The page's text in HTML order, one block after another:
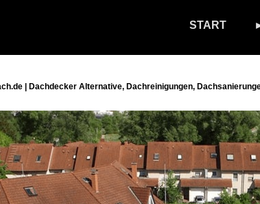
START
| Dachdecker Alternative, Dachreinigungen,